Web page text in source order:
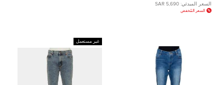
السعر المبدئي: 5,690 SAR
السعر المُخفض
غير مستعمل